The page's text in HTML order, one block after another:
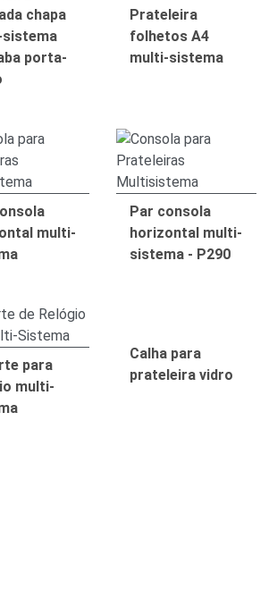
chapa
porta-
Prateleira
folhetos A4
multi-sistema
multi-
Par consola
horizontal multi-
sistema - P290
para
multi-
Calha para
prateleira vidro